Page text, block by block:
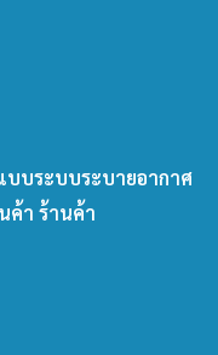
บบระบบระบายอากาศ
ค้า ร้านค้า